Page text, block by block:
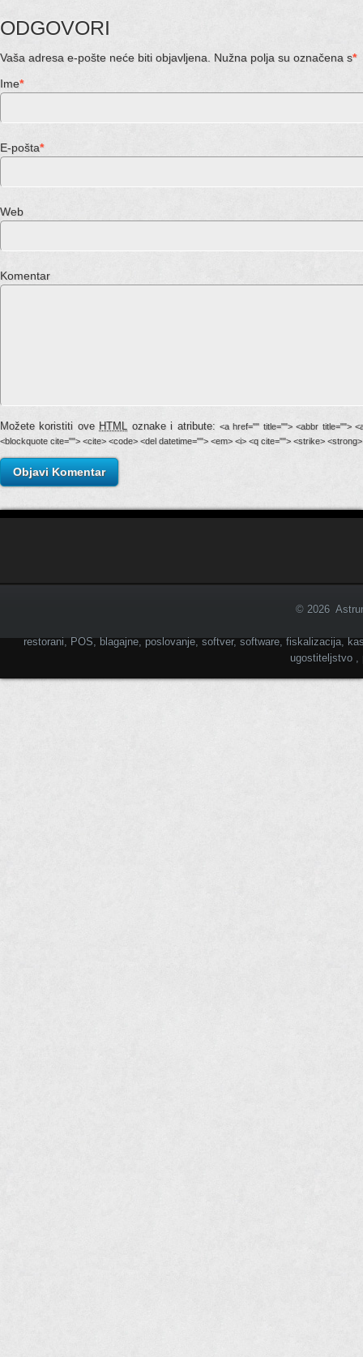
ODGOVORI
Vaša adresa e-pošte neće biti objavljena. Nužna polja su označena s*
Ime*
E-pošta*
Web
Komentar
Možete koristiti ove HTML oznake i atribute:<a href="" title=""> <abbr title="">
<blockquote cite=""> <cite> <code> <del datetime=""> <em> <i> <q cite=""> <strike> <strong>
© 2026
restorani, POS, blagajne, poslovanje, softver, software, fiskalizacija,
ugostiteljstvo ,